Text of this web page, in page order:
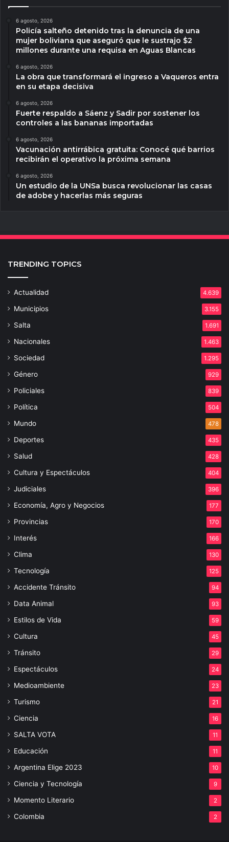
6 agosto, 2026
Policía salteño detenido tras la denuncia de una
mujer boliviana que aseguró que le sustrajo $2
millones durante una requisa en Aguas Blancas
6 agosto, 2026
La obra que transformará el ingreso a Vaqueros entra
en su etapa decisiva
6 agosto, 2026
Fuerte respaldo a Sáenz y Sadir por sostener los
controles a las bananas importadas
6 agosto, 2026
Vacunación antirrábica gratuita: Conocé qué barrios
recibirán el operativo la próxima semana
6 agosto, 2026
Un estudio de la UNSa busca revolucionar las casas
de adobe y hacerlas más seguras
TRENDING TOPICS
Actualidad 4.639
Municipios 3.155
Salta 1.691
Nacionales 1.463
Sociedad 1.295
Género 929
Policiales 839
Política 504
Mundo 478
Deportes 435
Salud 428
Cultura y Espectáculos 404
Judiciales 396
Economía, Agro y Negocios 177
Provincias 170
Interés 166
Clima 130
Tecnología 125
Accidente Tránsito 94
Data Animal 93
Estilos de Vida 59
Cultura 45
Tránsito 29
Espectáculos 24
Medioambiente 23
Turismo 21
Ciencia 16
SALTA VOTA 11
Educación 11
Argentina Elige 2023 10
Ciencia y Tecnología 9
Momento Literario 2
Colombia 2